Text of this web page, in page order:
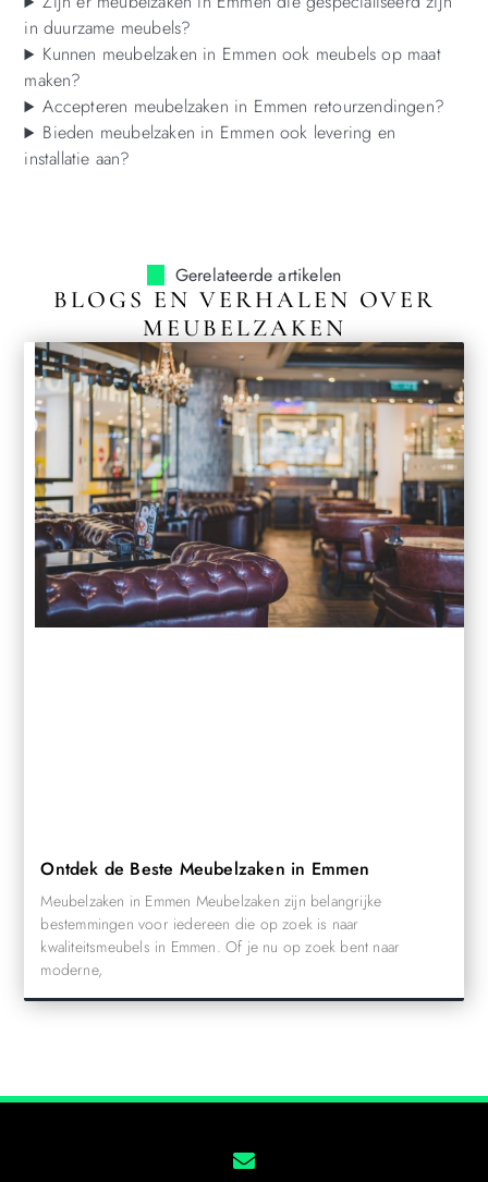
in duurzame meubels?
Kunnen meubelzaken in Emmen ook meubels op maat
maken?
Accepteren meubelzaken in Emmen retourzendingen?
Bieden meubelzaken in Emmen ook levering en
installatie aan?
Gerelateerde artikelen
BLOGS EN VERHALEN OVER
MEUBELZAKEN
Ontdek de Beste Meubelzaken in Emmen
Meubelzaken in Emmen Meubelzaken zijn belangrijke
bestemmingen voor iedereen die op zoek is naar
kwaliteitsmeubels in Emmen. Of je nu op zoek bent naar
moderne,